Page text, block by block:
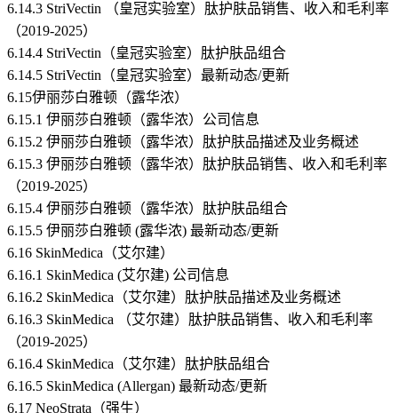
6.14.3 StriVectin （皇冠实验室）肽护肤品销售、收入和毛利率
（2019-2025）
6.14.4 StriVectin（皇冠实验室）肽护肤品组合
6.14.5 StriVectin（皇冠实验室）最新动态/更新
6.15伊丽莎白雅顿（露华浓）
6.15.1 伊丽莎白雅顿（露华浓）公司信息
6.15.2 伊丽莎白雅顿（露华浓）肽护肤品描述及业务概述
6.15.3 伊丽莎白雅顿（露华浓）肽护肤品销售、收入和毛利率
（2019-2025）
6.15.4 伊丽莎白雅顿（露华浓）肽护肤品组合
6.15.5 伊丽莎白雅顿 (露华浓) 最新动态/更新
6.16 SkinMedica（艾尔建）
6.16.1 SkinMedica (艾尔建) 公司信息
6.16.2 SkinMedica（艾尔建）肽护肤品描述及业务概述
6.16.3 SkinMedica （艾尔建）肽护肤品销售、收入和毛利率
（2019-2025）
6.16.4 SkinMedica（艾尔建）肽护肤品组合
6.16.5 SkinMedica (Allergan) 最新动态/更新
6.17 NeoStrata（强生）